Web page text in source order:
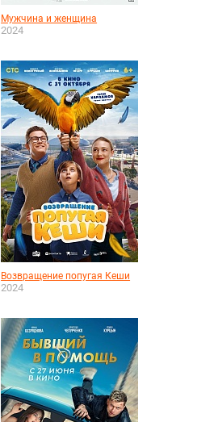
Мужчина и женщина
2024
Возвращение попугая Кеши
2024